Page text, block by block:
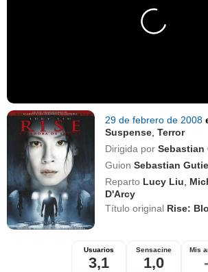
29 de febrero de 2008
Suspense ,Terror
Dirigida por Sebastian
Guion Sebastian
Reparto Lucy Liu
D'Arcy
Título original Rise:
Usuarios
3,1
Sensacine
1,0
Mis